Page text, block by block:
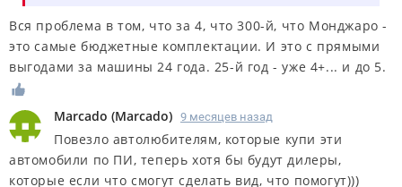
Вся проблема в том, что за 4, что 300-й, что Монджаро -
это самые бюджетные комплектации. И это с прямыми
выгодами за машины 24 года. 25-й год - уже 4+... и до 5.
Marcado (Marcado) 9 месяцев назад
Повезло автолюбителям, которые купи эти
автомобили по ПИ, теперь хотя бы будут дилеры,
которые если что смогут сделать вид, что помогут)))